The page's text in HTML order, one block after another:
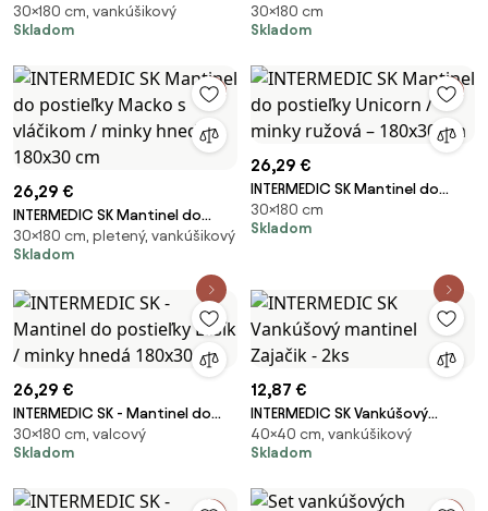
postieľky ZOO / minky ružová –
180x30 cm
30×180 cm, vankúšikový
Skladom
postieľky Motýľ / minky modrá
– 180x30 cm
30×180 cm
Skladom
26,29 €
INTERMEDIC SK Mantinel do
postieľky Macko s vláčikom /
minky hnedá – 180x30 cm
30×180 cm, pletený, vankúšikový
Skladom
26,29 €
INTERMEDIC SK Mantinel do
postieľky Unicorn / minky
ružová – 180x30 cm
30×180 cm
Skladom
26,29 €
INTERMEDIC SK - Mantinel do
postieľky Lesík / minky hnedá
180x30 cm
30×180 cm, valcový
Skladom
12,87 €
INTERMEDIC SK Vankúšový
mantinel Zajačik - 2ks
40×40 cm, vankúšikový
Skladom